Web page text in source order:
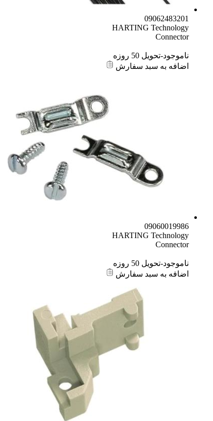
09062483201
HARTING Technology
Connector
ناموجود-تحویل 50 روزه
اضافه به سبد سفارش
09060019986
HARTING Technology
Connector
ناموجود-تحویل 50 روزه
اضافه به سبد سفارش